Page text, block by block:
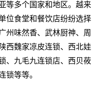
等多个国家和地区。越来
位食堂和餐饮店纷纷选择
州味然香、武林厨神、周
西魏家凉皮连锁、西北娃
、九毛九连锁店、西贝莜
锁等等。